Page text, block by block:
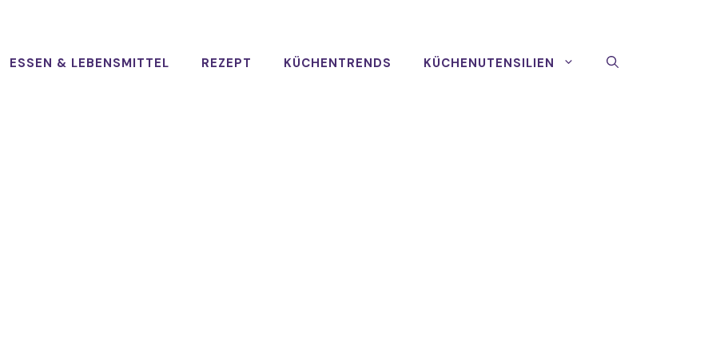
ESSEN & LEBENSMITTEL REZEPT KÜCHENTRENDS KÜCHENUTENSILIEN